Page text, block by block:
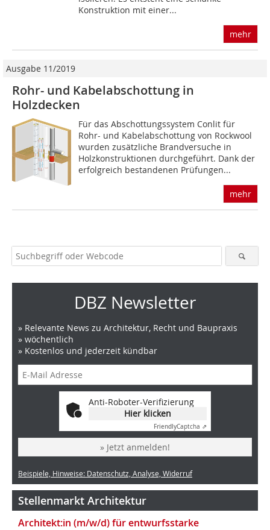
Konstruktion mit einer...
mehr
Ausgabe 11/2019
Rohr- und Kabelabschottung in
Holzdecken
Für das Abschottungssystem Conlit für
Rohr- und Kabelabschottung von Rockwool
wurden zusätzliche Brandversuche in
Holzkonstruktionen durchgeführt. Dank der
erfolgreich bestandenen Prüfungen...
mehr
DBZ Newsletter
» Relevante News zu Architektur, Recht und Baupraxis
» wöchentlich
» Kostenlos und jederzeit kündbar
Anti-Roboter-Verifizierung
Hier klicken
FriendlyCaptcha ⇗
» Jetzt anmelden!
Beispiele, Hinweise: Datenschutz, Analyse, Widerruf
Stellenmarkt Architektur
Architekt:in (m/w/d) für entwurfsstarke